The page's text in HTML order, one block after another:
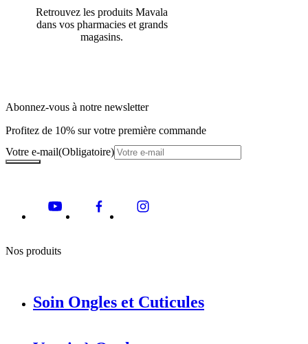
Retrouvez les produits Mavala
dans vos pharmacies et grands
magasins.
Abonnez-vous à notre newsletter
Profitez de 10% sur votre première commande
Votre e-mail(Obligatoire)
Nos produits
Soin Ongles et Cuticules